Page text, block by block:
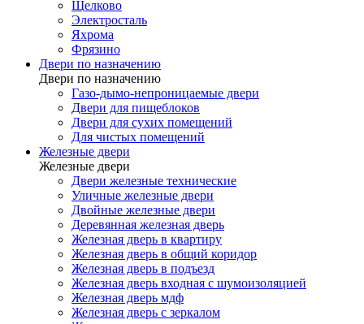
Щелково
Электросталь
Яхрома
Фрязино
Двери по назначению
Двери по назначению
Газо-дымо-непроницаемые двери
Двери для пищеблоков
Двери для сухих помещений
Для чистых помещений
Железные двери
Железные двери
Двери железные технические
Уличные железные двери
Двойные железные двери
Деревянная железная дверь
Железная дверь в квартиру
Железная дверь в общий коридор
Железная дверь в подъезд
Железная дверь входная с шумоизоляцией
Железная дверь мдф
Железная дверь с зеркалом